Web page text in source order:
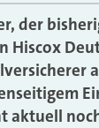
der
Hiscox
aktuell